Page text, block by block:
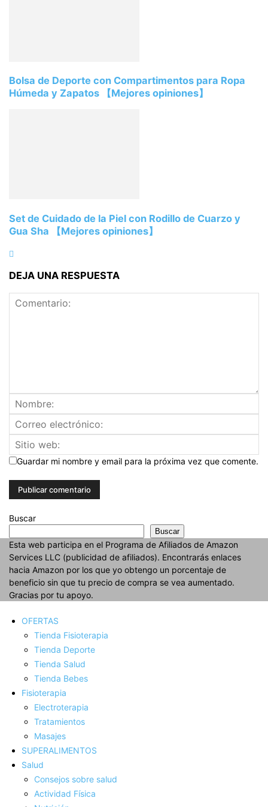
Bolsa de Deporte con Compartimentos para Ropa
Húmeda y Zapatos 【Mejores opiniones】
Set de Cuidado de la Piel con Rodillo de Cuarzo y
Gua Sha 【Mejores opiniones】
DEJA UNA RESPUESTA
Guardar mi nombre y email para la próxima vez que comente.
Buscar
Buscar
Esta web participa en el Programa de Afiliados de Amazon
Services LLC (publicidad de afiliados). Encontrarás enlaces
hacia Amazon por los que yo obtengo un porcentaje de
beneficio sin que tu precio de compra se vea aumentado.
Gracias por tu apoyo.
OFERTAS
Tienda Fisioterapia
Tienda Deporte
Tienda Salud
Tienda Bebes
Fisioterapia
Electroterapia
Tratamientos
Masajes
SUPERALIMENTOS
Salud
Consejos sobre salud
Actividad Fí­sica